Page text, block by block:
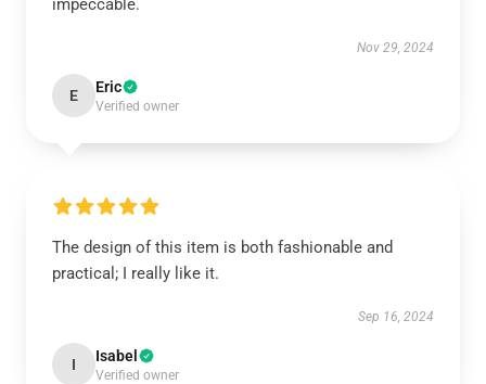
impeccable.
Nov 29, 2024
E Eric
Verified owner
The design of this item is both fashionable and
practical; I really like it.
Sep 16, 2024
I Isabel
Verified owner